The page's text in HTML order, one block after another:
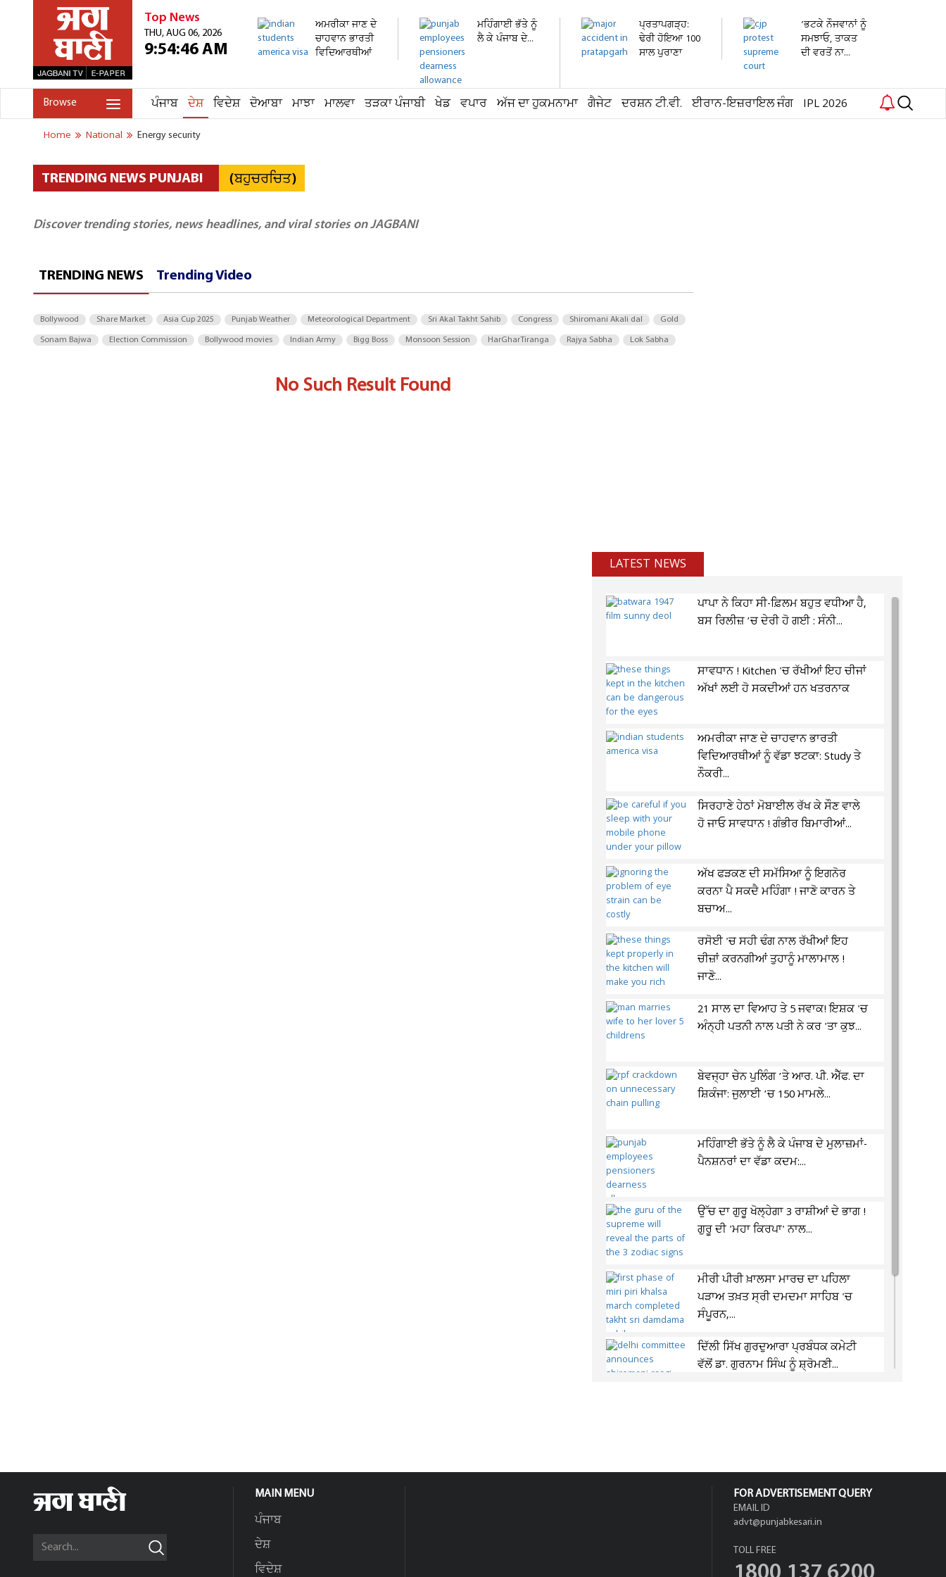
Top News
THU, AUG 06, 2026
9:54:46 AM
ਅਮਰੀਕਾ ਜਾਣ ਦੇ
ਚਾਹਵਾਨ ਭਾਰਤੀ
ਵਿਦਿਆਰਥੀਆਂ
ਮਹਿੰਗਾਈ ਭੱਤੇ ਨੂੰ
ਲੈ ਕੇ ਪੰਜਾਬ ਦੇ...
ਪ੍ਰਤਾਪਗੜ੍ਹ:
ਢੇਰੀ ਹੋਇਆ 100
ਸਾਲ ਪੁਰਾਣਾ
’ਭਟਕੇ ਨੌਜਵਾਨਾਂ ਨੂੰ
ਸਮਝਾਓ, ਤਾਕਤ
ਦੀ ਵਰਤੋਂ ਨਾ...
Browse ਪੰਜਾਬ ਦੇਸ਼ ਵਿਦੇਸ਼ ਦੋਆਬਾ ਮਾਝਾ ਮਾਲਵਾ ਤੜਕਾ ਪੰਜਾਬੀ ਖੇਡ ਵਪਾਰ ਅੱਜ ਦਾ ਹੁਕਮਨਾਮਾ ਗੈਜੇਟ ਦਰਸ਼ਨ ਟੀ.ਵੀ. ਈਰਾਨ-ਇਜ਼ਰਾਇਲ ਜੰਗ IPL 2026
Home National Energy security
TRENDING NEWS PUNJABI (ਬਹੁਚਰਚਿਤ)
Discover trending stories, news headlines, and viral stories on JAGBANI
TRENDING NEWS Trending Video
Bollywood Share Market Asia Cup 2025 Punjab Weather Meteorological Department Sri Akal Takht Sahib Congress Shiromani Akali dal Gold
Sonam Bajwa Election Commission Bollywood movies Indian Army Bigg Boss Monsoon Session HarGharTiranga Rajya Sabha Lok Sabha
No Such Result Found
LATEST NEWS
ਪਾਪਾ ਨੇ ਕਿਹਾ ਸੀ-ਫ਼ਿਲਮ ਬਹੁਤ ਵਧੀਆ ਹੈ,
ਬਸ ਰਿਲੀਜ਼ ’ਚ ਦੇਰੀ ਹੋ ਗਈ : ਸੰਨੀ...
ਸਾਵਧਾਨ ! Kitchen 'ਚ ਰੱਖੀਆਂ ਇਹ ਚੀਜਾਂ
ਅੱਖਾਂ ਲਈ ਹੋ ਸਕਦੀਆਂ ਹਨ ਖਤਰਨਾਕ
ਅਮਰੀਕਾ ਜਾਣ ਦੇ ਚਾਹਵਾਨ ਭਾਰਤੀ
ਵਿਦਿਆਰਥੀਆਂ ਨੂੰ ਵੱਡਾ ਝਟਕਾ: Study ਤੇ
ਨੌਕਰੀ...
ਸਿਰਹਾਣੇ ਹੇਠਾਂ ਮੋਬਾਈਲ ਰੱਖ ਕੇ ਸੌਣ ਵਾਲੇ
ਹੋ ਜਾਓ ਸਾਵਧਾਨ ! ਗੰਭੀਰ ਬਿਮਾਰੀਆਂ...
ਅੱਖ ਫੜਕਣ ਦੀ ਸਮੱਸਿਆ ਨੂੰ ਇਗਨੋਰ
ਕਰਨਾ ਪੈ ਸਕਦੈ ਮਹਿੰਗਾ ! ਜਾਣੋ ਕਾਰਨ ਤੇ
ਬਚਾਅ...
ਰਸੋਈ 'ਚ ਸਹੀ ਢੰਗ ਨਾਲ ਰੱਖੀਆਂ ਇਹ
ਚੀਜ਼ਾਂ ਕਰਨਗੀਆਂ ਤੁਹਾਨੂੰ ਮਾਲਾਮਾਲ !
ਜਾਣੋ...
21 ਸਾਲ ਦਾ ਵਿਆਹ ਤੇ 5 ਜਵਾਕ! ਇਸ਼ਕ 'ਚ
ਅੰਨ੍ਹੀ ਪਤਨੀ ਨਾਲ ਪਤੀ ਨੇ ਕਰ 'ਤਾ ਕੁਝ...
ਬੇਵਜ੍ਹਾ ਚੇਨ ਪੁਲਿੰਗ ’ਤੇ ਆਰ. ਪੀ. ਐੱਫ. ਦਾ
ਸ਼ਿਕੰਜਾ: ਜੁਲਾਈ ’ਚ 150 ਮਾਮਲੇ...
ਮਹਿੰਗਾਈ ਭੱਤੇ ਨੂੰ ਲੈ ਕੇ ਪੰਜਾਬ ਦੇ ਮੁਲਾਜ਼ਮਾਂ-
ਪੈਨਸ਼ਨਰਾਂ ਦਾ ਵੱਡਾ ਕਦਮ:...
ਉੱਚ ਦਾ ਗੁਰੂ ਖੋਲ੍ਹੇਗਾ 3 ਰਾਸ਼ੀਆਂ ਦੇ ਭਾਗ !
ਗੁਰੂ ਦੀ 'ਮਹਾ ਕਿਰਪਾ' ਨਾਲ...
ਮੀਰੀ ਪੀਰੀ ਖ਼ਾਲਸਾ ਮਾਰਚ ਦਾ ਪਹਿਲਾ
ਪੜਾਅ ਤਖ਼ਤ ਸ੍ਰੀ ਦਮਦਮਾ ਸਾਹਿਬ 'ਚ
ਸੰਪੂਰਨ,...
ਦਿੱਲੀ ਸਿੱਖ ਗੁਰਦੁਆਰਾ ਪ੍ਰਬੰਧਕ ਕਮੇਟੀ
ਵੱਲੋਂ ਡਾ. ਗੁਰਨਾਮ ਸਿੰਘ ਨੂੰ ਸ਼੍ਰੋਮਣੀ...
MAIN MENU
ਪੰਜਾਬ
ਦੇਸ਼
ਵਿਦੇਸ਼
FOR ADVERTISEMENT QUERY
EMAIL ID
advt@punjabkesari.in
TOLL FREE